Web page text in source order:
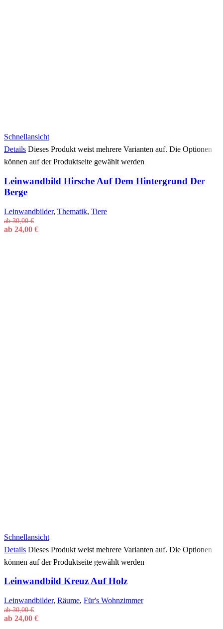
Schnellansicht
Details Dieses Produkt weist mehrere Varianten auf. Die Optionen
können auf der Produktseite gewählt werden
Leinwandbild Hirsche Auf Dem Hintergrund Der
Berge
Leinwandbilder, Thematik, Tiere
ab30,00€
ab 24,00 €
Schnellansicht
Details Dieses Produkt weist mehrere Varianten auf. Die Optionen
können auf der Produktseite gewählt werden
Leinwandbild Kreuz Auf Holz
Leinwandbilder, Räume, Für's Wohnzimmer
ab30,00€
ab 24,00 €